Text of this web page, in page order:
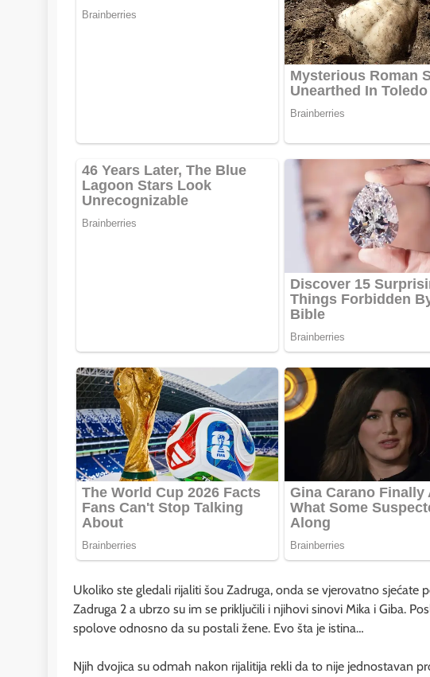
Ukoliko ste gledali rijaliti šou Zadruga, onda se vjerovatno sjećate
Zadruga 2 a ubrzo su im se priključili i njihovi sinovi Mika i Giba.
spolove odnosno da su postali žene. Evo šta je istina…
Njih dvojica su odmah nakon rijalitija rekli da to nije jednostavan